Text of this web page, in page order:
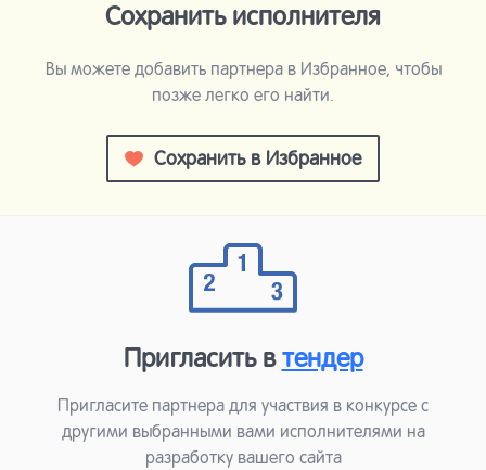
Сохранить исполнителя
Вы можете добавить партнера в Избранное, чтобы
позже легко его найти.
Сохранить в Избранное
Пригласить втендер
Пригласите партнера для участвия в конкурсе с
другими выбранными вами исполнителями на
разработку вашего сайта